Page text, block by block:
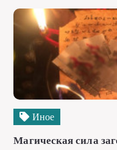
Иное
Магическая сила